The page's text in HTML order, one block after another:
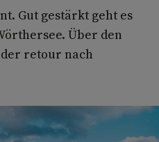
Gut gestärkt geht es
Über den
retour nach